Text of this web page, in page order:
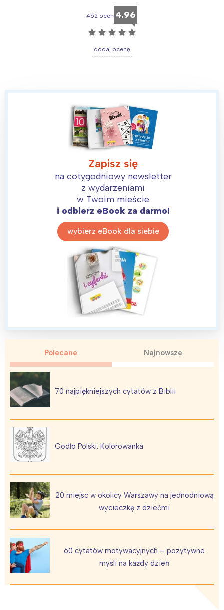
462 ocen 4.96
☆ ☆ ☆ ☆ ☆
dodaj ocenę
Zapisz się
na cotygodniowy newsletter
z wydarzeniami
w Twoim mieście
i odbierz eBook za darmo!
wybierz eBook dla siebie
Polecane Najnowsze
70 najpiękniejszych cytatów z Biblii
Godło Polski. Kolorowanka
20 miejsc w okolicy Warszawy na jednodniową
wycieczkę z dziećmi
60 cytatów motywacyjnych – pozytywne
myśli na każdy dzień